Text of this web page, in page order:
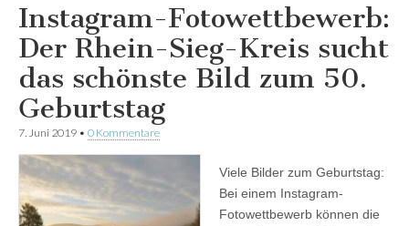
Instagram-Fotowettbewerb:
Der Rhein-Sieg-Kreis sucht
das schönste Bild zum 50.
Geburtstag
7. Juni 2019 • 0 Kommentare
Viele Bilder zum Geburtstag:
Bei einem Instagram-
Fotowettbewerb können die